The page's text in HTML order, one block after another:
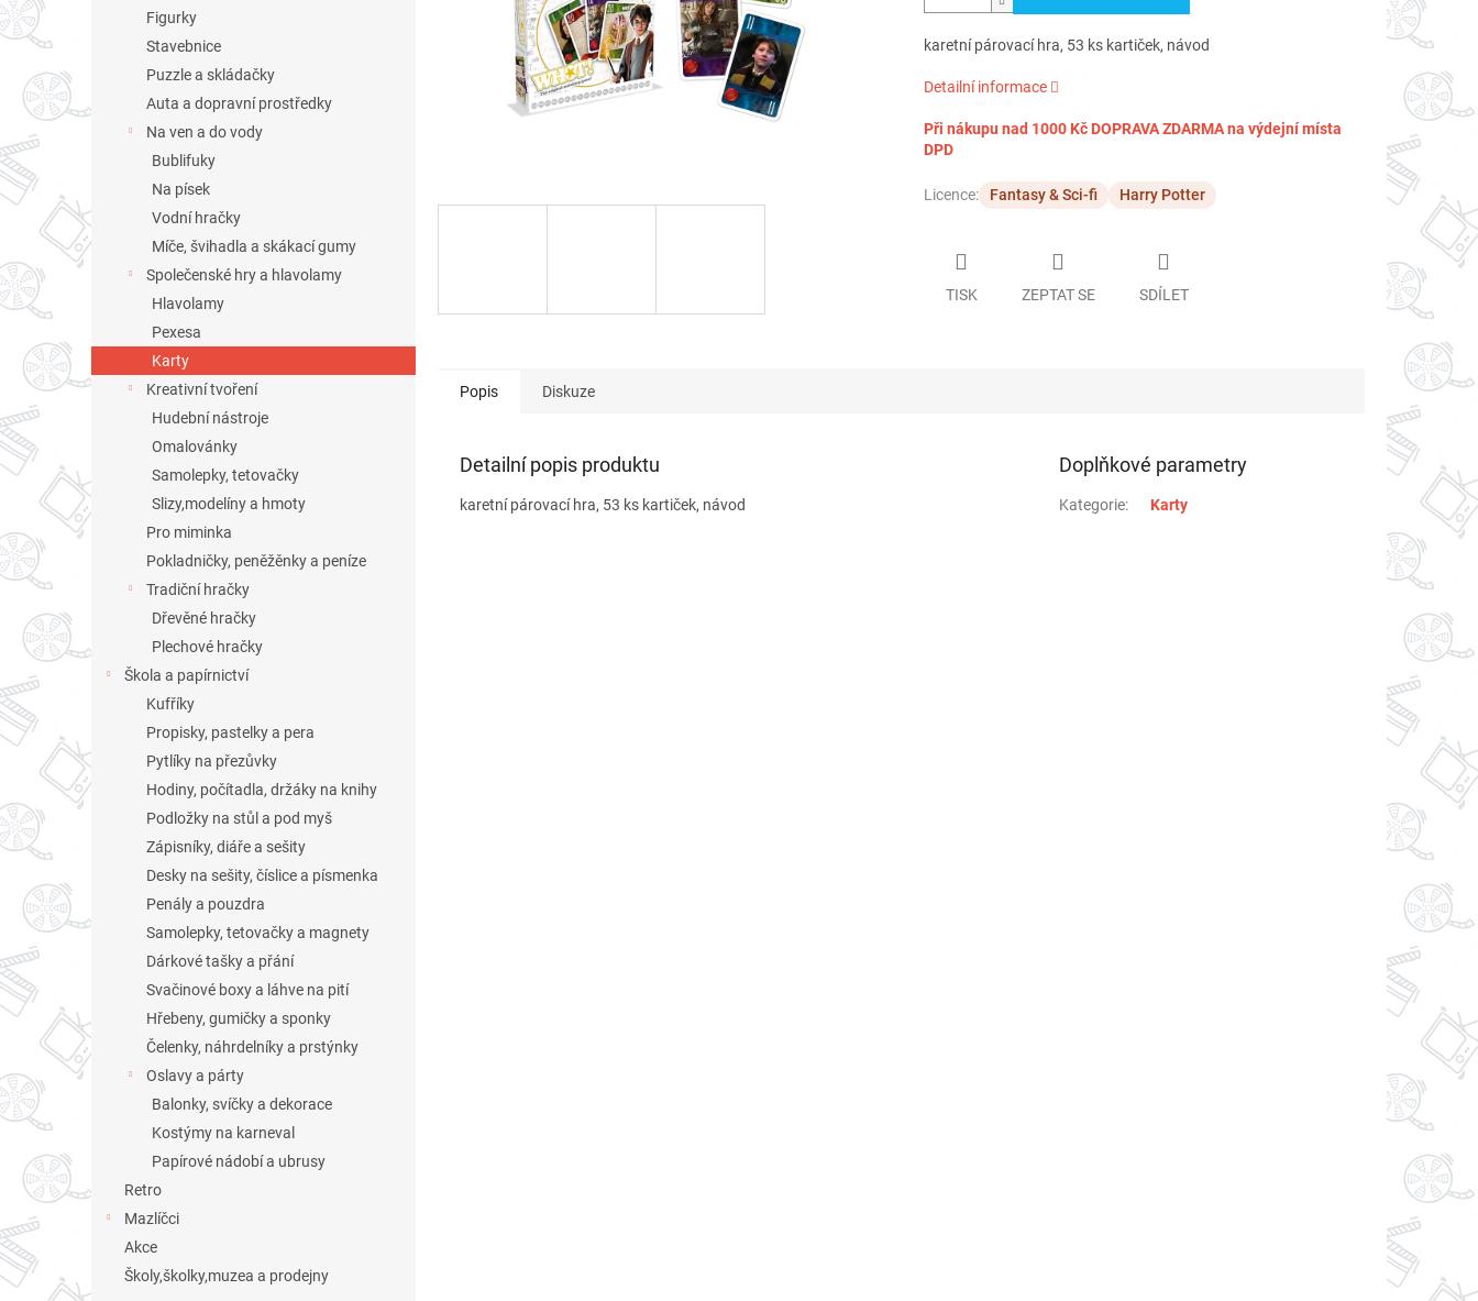
Figurky
Stavebnice
Puzzle a skládačky
Auta a dopravní prostředky
Na ven a do vody
Bublifuky
Na písek
Vodní hračky
Míče, švihadla a skákací gumy
Společenské hry a hlavolamy
Hlavolamy
Pexesa
Karty
Kreativní tvoření
Hudební nástroje
Omalovánky
Samolepky, tetovačky
Slizy,modelíny a hmoty
Pro miminka
Pokladničky, peněžěnky a peníze
Tradiční hračky
Dřevěné hračky
Plechové hračky
Škola a papírnictví
Kufříky
Propisky, pastelky a pera
Pytlíky na přezůvky
Hodiny, počítadla, držáky na knihy
Podložky na stůl a pod myš
Zápisníky, diáře a sešity
Desky na sešity, číslice a písmenka
Penály a pouzdra
Samolepky, tetovačky a magnety
Dárkové tašky a přání
Svačinové boxy a láhve na pití
Hřebeny, gumičky a sponky
Čelenky, náhrdelníky a prstýnky
Oslavy a párty
Balonky, svíčky a dekorace
Kostýmy na karneval
Papírové nádobí a ubrusy
Retro
Mazlíčci
Akce
Školy,školky,muzea a prodejny
karetní párovací hra, 53 ks kartiček, návod
Detailní informace
Při nákupu nad 1000 Kč DOPRAVA ZDARMA na výdejní místa
DPD
Licence: Fantasy & Sci-fi Harry Potter
TISK ZEPTAT SE SDÍLET
Popis Diskuze
Detailní popis produktu
karetní párovací hra, 53 ks kartiček, návod
Doplňkové parametry
Kategorie: Karty